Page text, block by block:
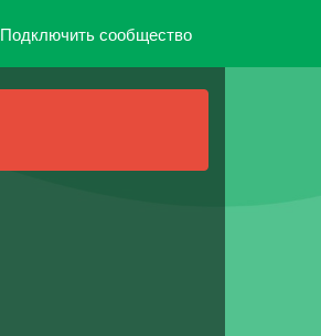
Подключить сообщество